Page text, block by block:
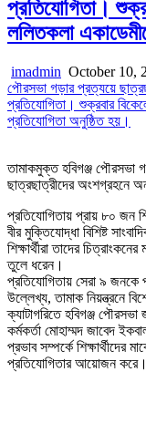
প্রতিযোগিতা।
ললিতকলা
imadmin October 10,
পৌরসভা গড়ার প্রত্যয়ে
প্রতিযোগিতা। শুক্রবার
প্রতিযোগিতা অনুষ্ঠিত হয়।
তামাকমুক্ত হবিগঞ্জ পৌরসভা
ছাত্রছাত্রীদের অংশগ্রহনে
প্রতিযোগিতায় প্রায় ৮০ জন
বীর মুক্তিযোদ্ধা বিশিষ্ট
শিক্ষার্থীরা তাদের
তুলে ধরেন।
প্রতিযোগিতায় সেরা ৯ জনকে
উল্লেখ্য, তামাক নিয়ন্ত্রনে
ক্যাটাগরিতে হবিগঞ্জ
কর্মকর্তা মোহাম্মদ জাবেদ
প্রভাব সম্পর্কে শিক্ষার্থীদের
প্রতিযোগিতার আয়োজন করে।